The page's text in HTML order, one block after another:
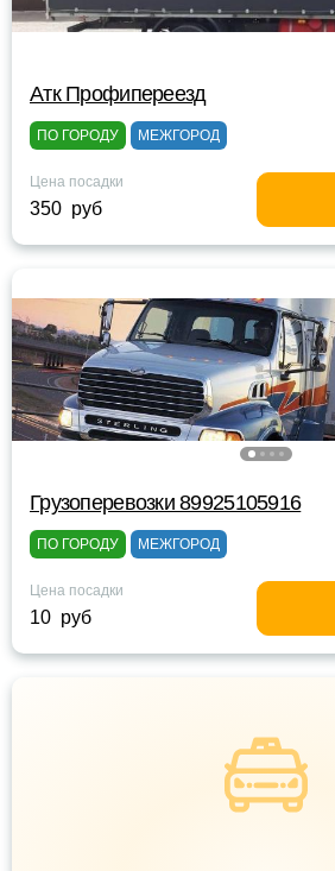
Атк Профипереезд
ПО ГОРОДУ МЕЖГОРОД
Цена посадки
350 руб
Грузоперевозки 89925105916
ПО ГОРОДУ МЕЖГОРОД
Цена посадки
10 руб